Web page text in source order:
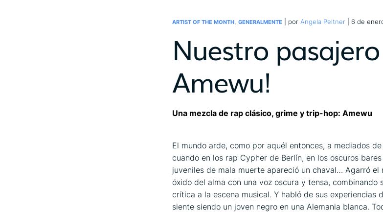
ARTIST OF THE MONTH, GENERALMENTE | por Angela Peltner | 6 de
Nuestro
Amewu!
Una mezcla de rap clásico, grime y trip-hop: Amewu
El mundo arde, como por aquél entonces, a mediados
cuando en los rap Cypher de Berlín, en los oscuros
juveniles de mala muerte apareció un chaval… Agarró el
óxido del alma con una voz oscura y tensa, combinando
crítica a la escena musical. Y habló de sus experiencias
siente siendo un joven negro en una Alemania blanca.